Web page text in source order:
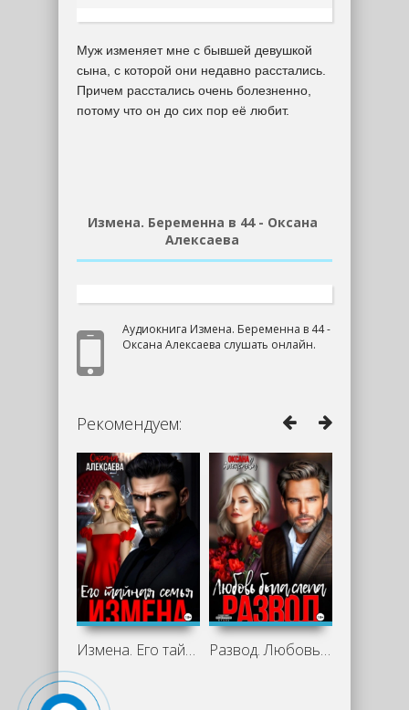
Муж изменяет мне с бывшей девушкой
сына, с которой они недавно расстались.
Причем расстались очень болезненно,
потому что он до сих пор её любит.
Измена. Беременна в 44 - Оксана
Алексаева
Аудиокнига Измена. Беременна в 44 -
Оксана Алексаева слушать онлайн.
Рекомендуем:
Измена. Его тайная семья - Оксана Развод. Любовь была слепа - Оксана